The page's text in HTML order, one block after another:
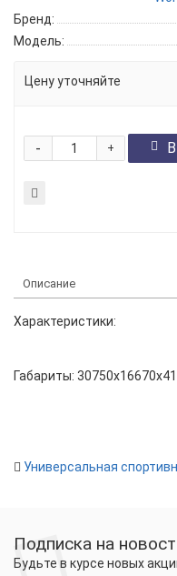
Бренд:
Модель:
Цену уточняйте
+
-
Описание
Характеристики:
Габариты:
Универсальная
Подписка на
Будьте в курсе новых